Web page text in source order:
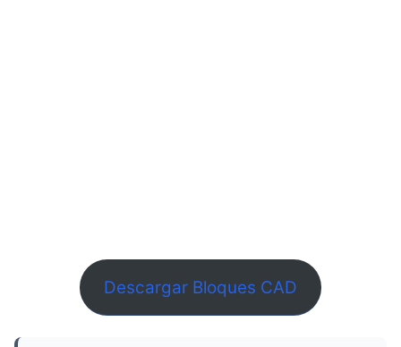
Descargar Bloques CAD